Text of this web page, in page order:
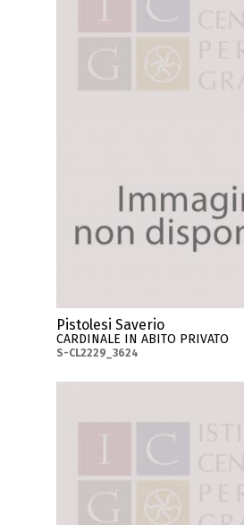
Pistolesi Saverio
CARDINALE IN ABITO PRIVATO
S-CL2229_3624